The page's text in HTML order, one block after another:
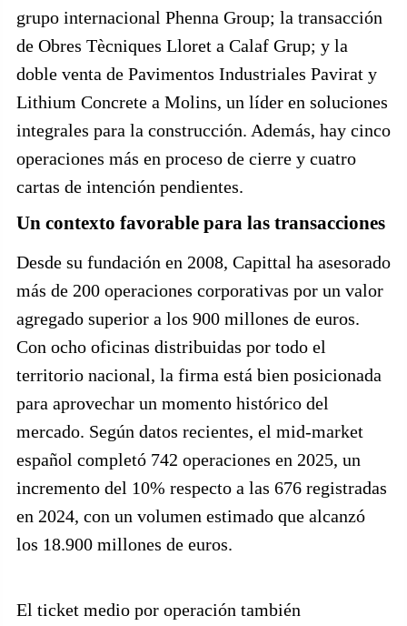
grupo internacional Phenna Group; la transacción
de Obres Tècniques Lloret a Calaf Grup; y la
doble venta de Pavimentos Industriales Pavirat y
Lithium Concrete a Molins, un líder en soluciones
integrales para la construcción. Además, hay cinco
operaciones más en proceso de cierre y cuatro
cartas de intención pendientes.
Un contexto favorable para las transacciones
Desde su fundación en 2008, Capittal ha asesorado
más de 200 operaciones corporativas por un valor
agregado superior a los 900 millones de euros.
Con ocho oficinas distribuidas por todo el
territorio nacional, la firma está bien posicionada
para aprovechar un momento histórico del
mercado. Según datos recientes, el mid-market
español completó 742 operaciones en 2025, un
incremento del 10% respecto a las 676 registradas
en 2024, con un volumen estimado que alcanzó
los 18.900 millones de euros.
El ticket medio por operación también